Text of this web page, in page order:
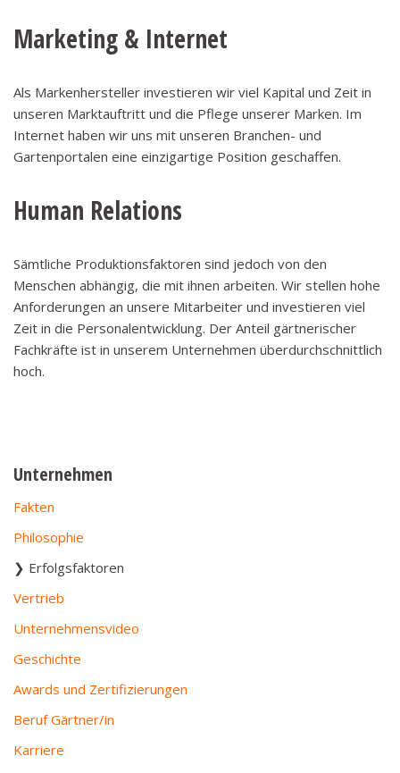
Marketing & Internet
Als Markenhersteller investieren wir viel Kapital und Zeit in
unseren Marktauftritt und die Pflege unserer Marken. Im
Internet haben wir uns mit unseren Branchen- und
Gartenportalen eine einzigartige Position geschaffen.
Human Relations
Sämtliche Produktionsfaktoren sind jedoch von den
Menschen abhängig, die mit ihnen arbeiten. Wir stellen hohe
Anforderungen an unsere Mitarbeiter und investieren viel
Zeit in die Personalentwicklung. Der Anteil gärtnerischer
Fachkräfte ist in unserem Unternehmen überdurchschnittlich
hoch.
Unternehmen
Fakten
Philosophie
Erfolgsfaktoren
Vertrieb
Unternehmensvideo
Geschichte
Awards und Zertifizierungen
Beruf Gärtner/in
Karriere